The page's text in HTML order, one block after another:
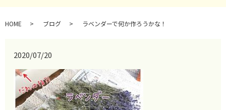
HOME ブログ ラベンダーで何か作ろうかな！
2020/07/20